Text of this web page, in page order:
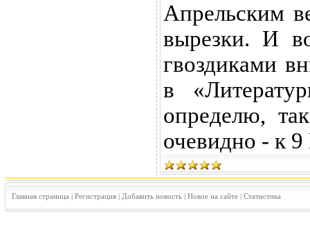
Апрельским
вырезки. И
гвоздиками
в
определю,
очевидно - к
Главная страница | Регистрация| Добавить новость| Новое на сайте| Статистика